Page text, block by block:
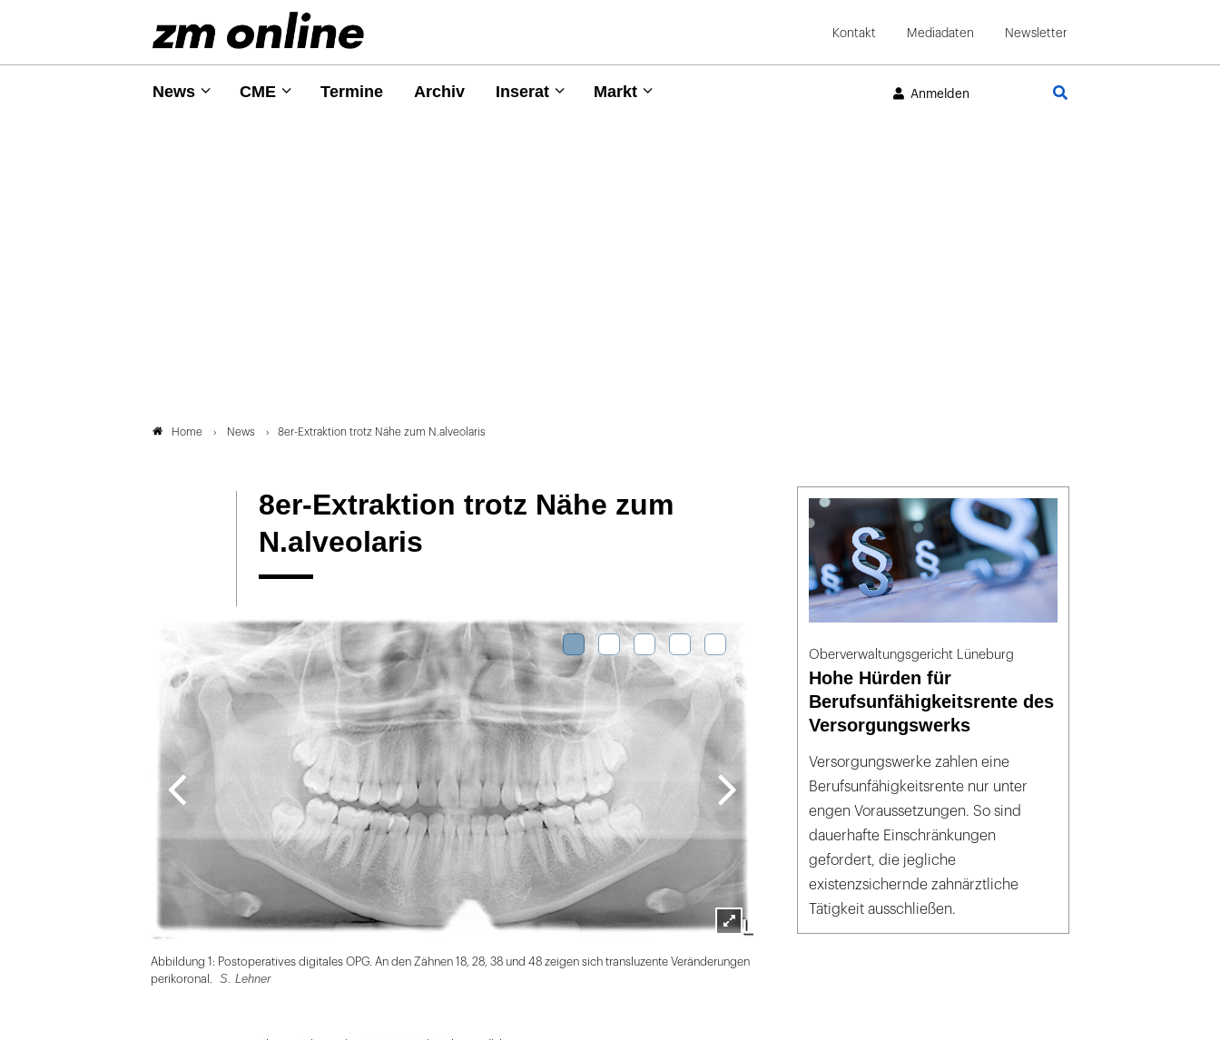
Kontakt Mediadaten Newsletter
News CME Termine Archiv Inserat Markt Anmelden
Home News 8er-Extraktion trotz Nähe zum N.alveolaris
8er-Extraktion trotz Nähe zum
N.alveolaris
öffnen
Abbildung 1: Postoperatives digitales OPG. An den Zähnen 18, 28, 38 und 48 zeigen sich transluzente Veränderungen
perikoronal.
S. Lehner
Oberverwaltungsgericht Lüneburg
Hohe Hürden für
Berufsunfähigkeitsrente des
Versorgungswerks
Versorgungswerke zahlen eine
Berufsunfähigkeitsrente nur unter
engen Voraussetzungen. So sind
dauerhafte Einschränkungen
gefordert, die jegliche
existenzsichernde zahnärztliche
Tätigkeit ausschließen.